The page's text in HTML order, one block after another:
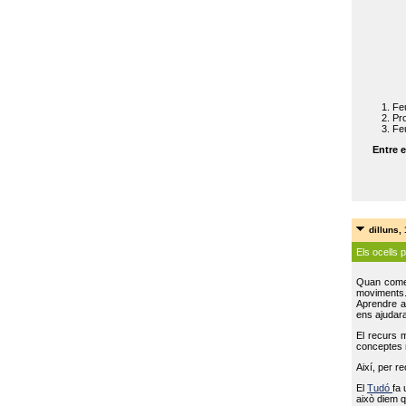
Entre
dilluns,
Els ocells
Quan
Aprendre
ens
El recurs
conceptes
Així, per
ElTudófa
això diem